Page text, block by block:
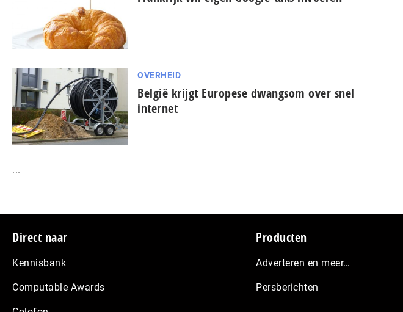
OVERHEID
België krijgt Europese dwangsom over snel
internet
...
Footer
Direct naar
Kennisbank
Computable Awards
Producten
Adverteren en meer…
Persberichten